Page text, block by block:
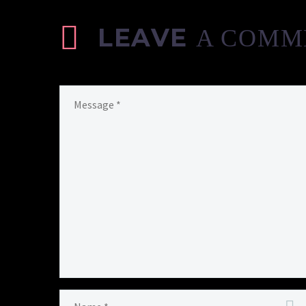
LEAVE A